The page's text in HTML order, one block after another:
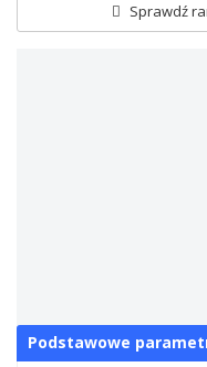
Sprawdź
Podstawowe